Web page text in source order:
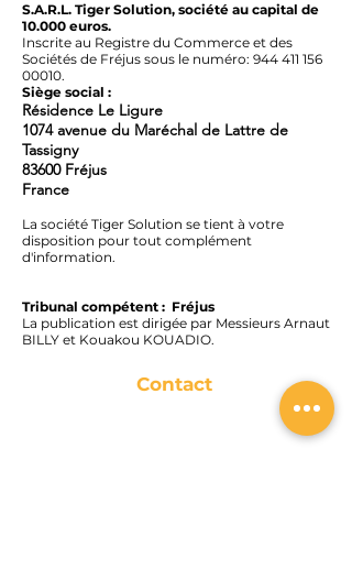
S.A.R.L. Tiger Solution, société au capital de
10.000 euros.
Inscrite au Registre du Commerce et des
Sociétés de Fréjus sous le numéro: 944 411 156
00010.
Siège social :
Résidence Le Ligure
1074 avenue du Maréchal de Lattre de
Tassigny
83600 Fréjus
France
La société Tiger Solution se tient à votre
disposition pour tout complément
d'information.
Tribunal compétent : Fréjus
La publication est dirigée par Messieurs Arnaut
BILLY et Kouakou KOUADIO.
Contact